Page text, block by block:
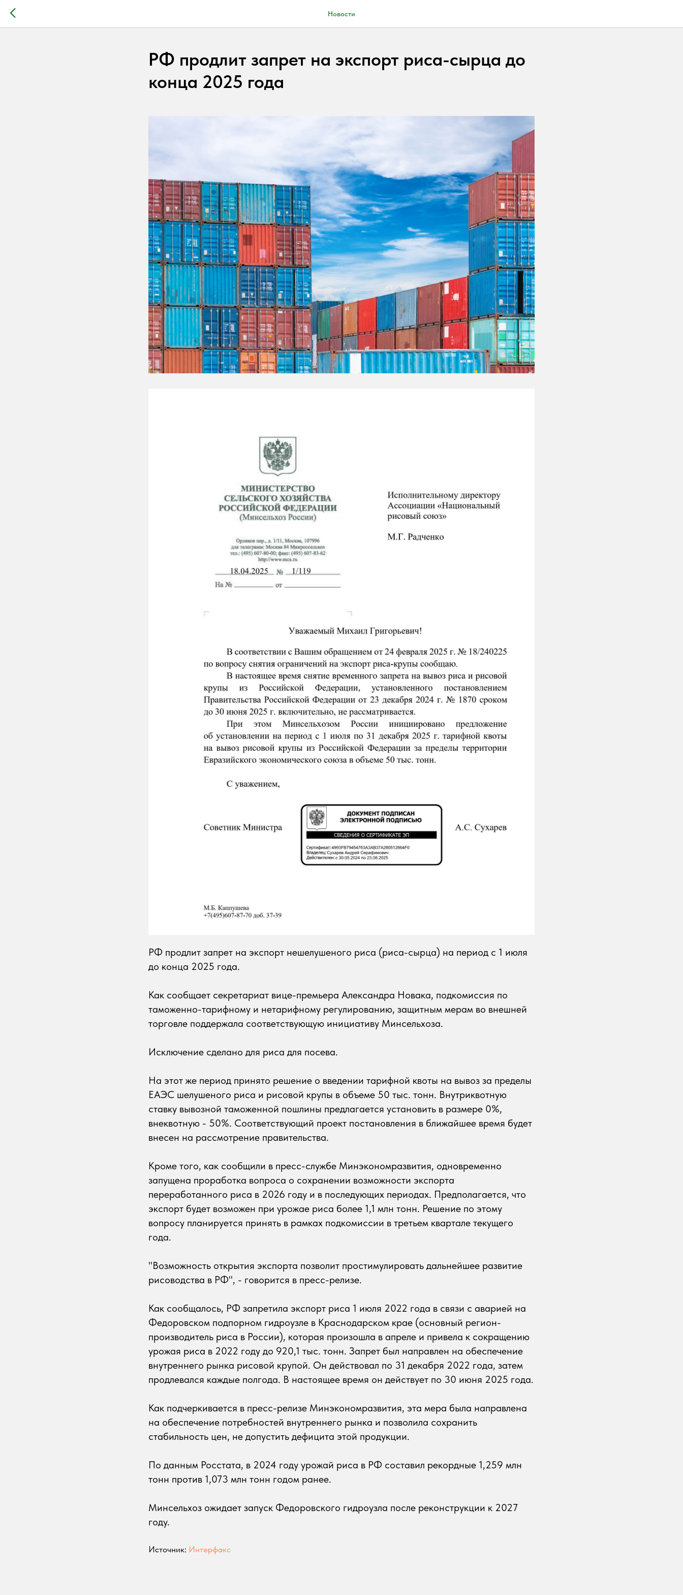
Новости
РФ продлит запрет на экспорт риса-сырца до
конца 2025 года
РФ продлит запрет на экспорт нешелушеного риса (риса-сырца) на период с 1 июля
до конца 2025 года.
Как сообщает секретариат вице-премьера Александра Новака, подкомиссия по
таможенно-тарифному и нетарифному регулированию, защитным мерам во внешней
торговле поддержала соответствующую инициативу Минсельхоза.
Исключение сделано для риса для посева.
На этот же период принято решение о введении тарифной квоты на вывоз за пределы
ЕАЭС шелушеного риса и рисовой крупы в объеме 50 тыс. тонн. Внутриквотную
ставку вывозной таможенной пошлины предлагается установить в размере 0%,
внеквотную - 50%. Соответствующий проект постановления в ближайшее время будет
внесен на рассмотрение правительства.
Кроме того, как сообщили в пресс-службе Минэкономразвития, одновременно
запущена проработка вопроса о сохранении возможности экспорта
переработанного риса в 2026 году и в последующих периодах. Предполагается, что
экспорт будет возможен при урожае риса более 1,1 млн тонн. Решение по этому
вопросу планируется принять в рамках подкомиссии в третьем квартале текущего
года.
"Возможность открытия экспорта позволит простимулировать дальнейшее развитие
рисоводства в РФ", - говорится в пресс-релизе.
Как сообщалось, РФ запретила экспорт риса 1 июля 2022 года в связи с аварией на
Федоровском подпорном гидроузле в Краснодарском крае (основный регион-
производитель риса в России), которая произошла в апреле и привела к сокращению
урожая риса в 2022 году до 920,1 тыс. тонн. Запрет был направлен на обеспечение
внутреннего рынка рисовой крупой. Он действовал по 31 декабря 2022 года, затем
продлевался каждые полгода. В настоящее время он действует по 30 июня 2025 года.
Как подчеркивается в пресс-релизе Минэкономразвития, эта мера была направлена
на обеспечение потребностей внутреннего рынка и позволила сохранить
стабильность цен, не допустить дефицита этой продукции.
По данным Росстата, в 2024 году урожай риса в РФ составил рекордные 1,259 млн
тонн против 1,073 млн тонн годом ранее.
Минсельхоз ожидает запуск Федоровского гидроузла после реконструкции к 2027
году.
Источник: Интерфакс